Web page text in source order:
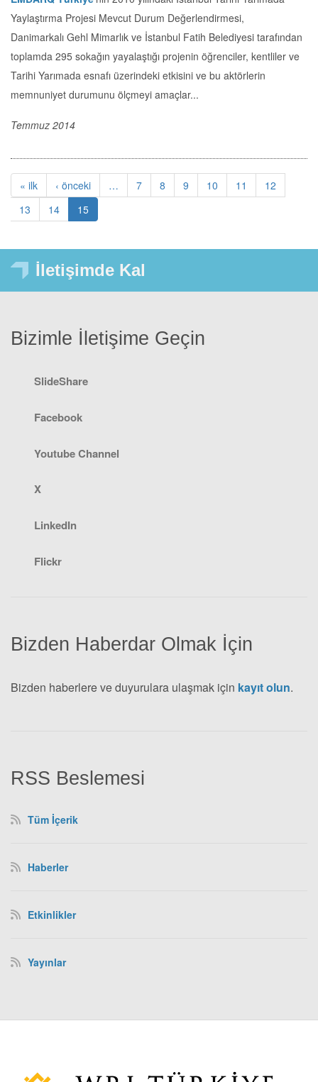
Yaylaştırma Projesi Mevcut Durum Değerlendirmesi,
Danimarkalı Gehl Mimarlık ve İstanbul Fatih Belediyesi tarafından
toplamda 295 sokağın yayalaştığı projenin öğrenciler, kentliler ve
Tarihi Yarımada esnafı üzerindeki etkisini ve bu aktörlerin
memnuniyet durumunu ölçmeyi amaçlar...
Temmuz 2014
Sayfalama
ilk
« ilk önceki
‹ önceki … Sayfa
7 Sayfa
8 Sayfa
9 Sayfa
10 Sayfa
11 Sayfa
12
Sayfa
13 Sayfa
14
Şu
an
sayfa
15
İletişimde Kal
RSS Beslemesi
Tüm İçerik
Haberler
Etkinlikler
Yayınlar
Bizden Haberdar Olmak İçin
Bizden haberlere ve duyurulara ulaşmak için kayıt olun.
Bizimle İletişime Geçin
SlideShare
Facebook
Youtube Channel
X
LinkedIn
Flickr